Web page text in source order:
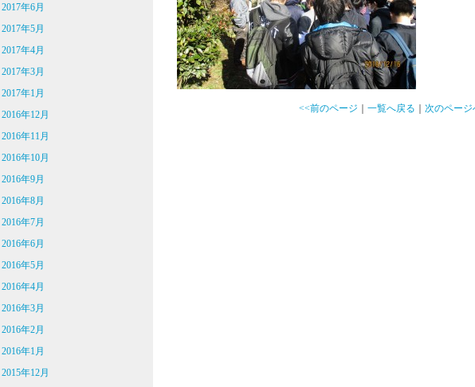
2017年6月
2017年5月
2017年4月
2017年3月
2017年1月
2016年12月
2016年11月
2016年10月
2016年9月
2016年8月
2016年7月
2016年6月
2016年5月
2016年4月
2016年3月
2016年2月
2016年1月
2015年12月
<<前のページ 一覧へ戻る 次のページ